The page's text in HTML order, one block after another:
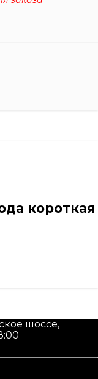
короткая
шоссе,